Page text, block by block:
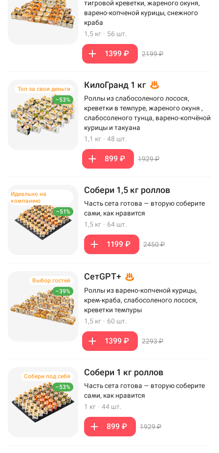
тигровой креветки, жареного окуня,
варено-копченой курицы, снежного
краба
1,5 кг · 56 шт.
1399 ₽ 2199 ₽
–53%
Топ за свои деньги КилоГранд 1 кг
Роллы из слабосоленого лосося,
креветки в темпуре, жареного окуня ,
слабосоленого тунца, варено-копчёной
курицы и такуана
1,1 кг · 48 шт.
899 ₽ 1929 ₽
–51%
Идеально на
компанию
Собери 1,5 кг роллов
Часть сета готова — вторую соберите
сами, как нравится
1,5 кг · 64 шт.
1199 ₽ 2450 ₽
–39%
Выбор гостей СетGPT+
Роллы из варено-копченой курицы,
крем-краба, слабосоленого лосося,
креветки темпуры
1,5 кг · 60 шт.
1399 ₽ 2293 ₽
–53%
Собери под себя Собери 1 кг роллов
Часть сета готова — вторую соберите
сами, как нравится
1 кг · 44 шт.
899 ₽ 1929 ₽